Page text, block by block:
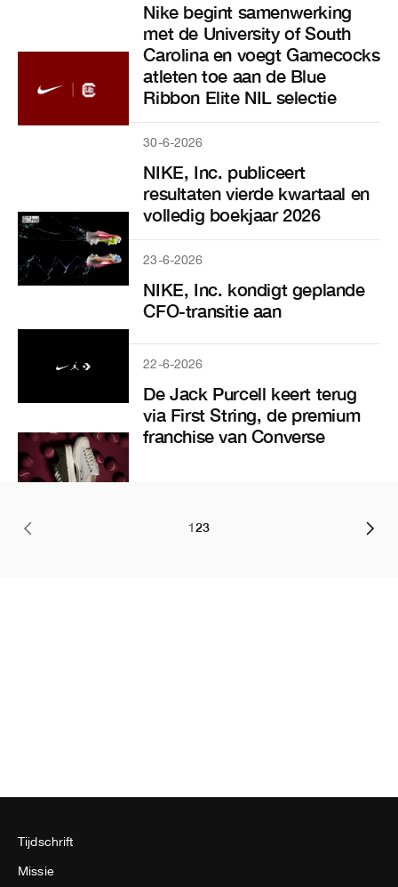
Nike begint samenwerking
met de University of South
Carolina en voegt Gamecocks
atleten toe aan de Blue
Ribbon Elite NIL selectie
30-6-2026
NIKE, Inc. publiceert
resultaten vierde kwartaal en
volledig boekjaar 2026
23-6-2026
NIKE, Inc. kondigt geplande
CFO-transitie aan
22-6-2026
De Jack Purcell keert terug
via First String, de premium
franchise van Converse
123
Tijdschrift
Missie